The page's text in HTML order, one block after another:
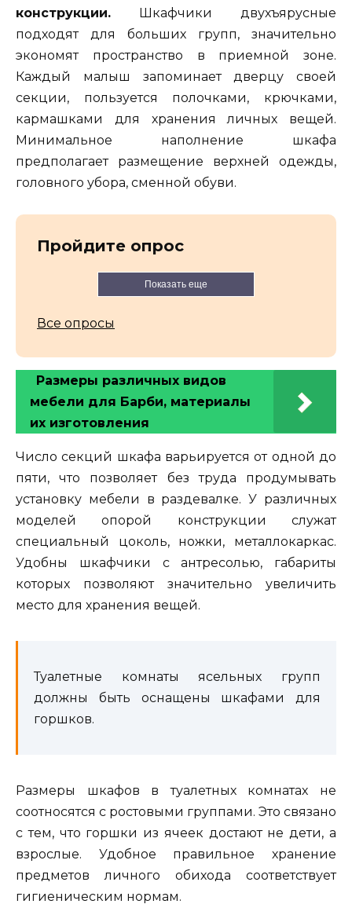
конструкции. Шкафчики двухъярусные
подходят для больших групп, значительно
экономят пространство в приемной зоне.
Каждый малыш запоминает дверцу своей
секции, пользуется полочками, крючками,
кармашками для хранения личных вещей.
Минимальное наполнение шкафа
предполагает размещение верхней одежды,
головного убора, сменной обуви.
Пройдите опрос
Показать еще
Все опросы
Размеры различных видов
мебели для Барби, материалы
их изготовления
Число секций шкафа варьируется от одной до
пяти, что позволяет без труда продумывать
установку мебели в раздевалке. У различных
моделей опорой конструкции служат
специальный цоколь, ножки, металлокаркас.
Удобны шкафчики с антресолью, габариты
которых позволяют значительно увеличить
место для хранения вещей.
Туалетные комнаты ясельных групп
должны быть оснащены шкафами для
горшков.
Размеры шкафов в туалетных комнатах не
соотносятся с ростовыми группами. Это связано
с тем, что горшки из ячеек достают не дети, а
взрослые. Удобное правильное хранение
предметов личного обихода соответствует
гигиеническим нормам.